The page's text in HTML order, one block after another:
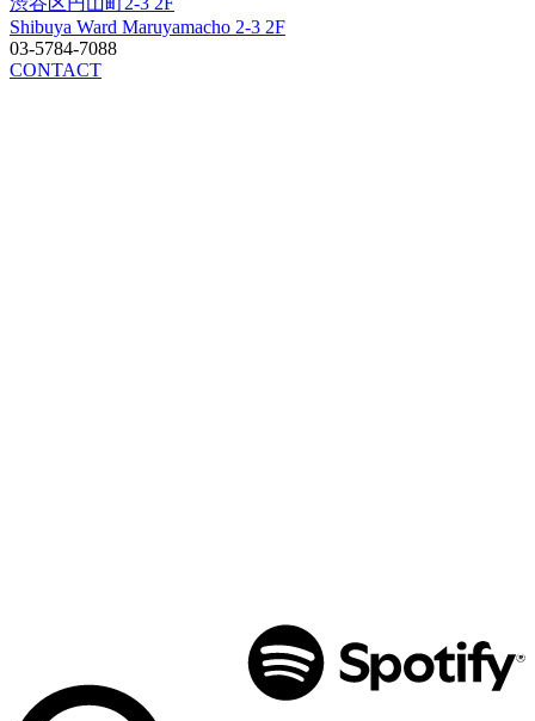
Shibuya Ward Maruyamacho 2-3 2F
03-5784-7088
CONTACT